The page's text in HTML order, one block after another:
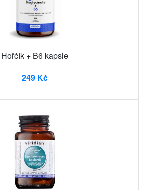
Hořčík + B6 kapsle
249 Kč